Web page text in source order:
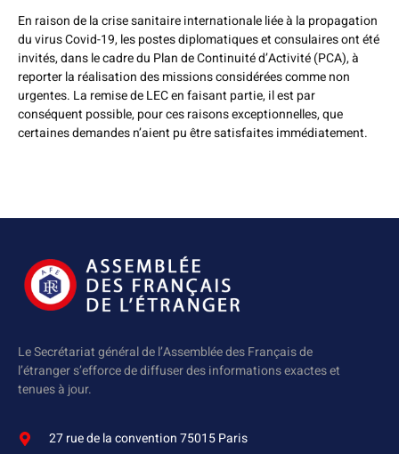
En raison de la crise sanitaire internationale liée à la propagation
du virus Covid-19, les postes diplomatiques et consulaires ont été
invités, dans le cadre du Plan de Continuité d’Activité (PCA), à
reporter la réalisation des missions considérées comme non
urgentes. La remise de LEC en faisant partie, il est par
conséquent possible, pour ces raisons exceptionnelles, que
certaines demandes n’aient pu être satisfaites immédiatement.
Le Secrétariat général de l’Assemblée des Français de
l’étranger s’efforce de diffuser des informations exactes et
tenues à jour.
27 rue de la convention 75015 Paris